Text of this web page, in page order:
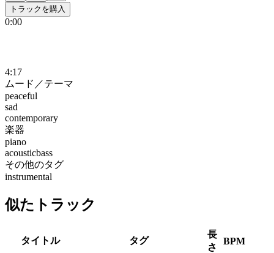
トラックを購入
0:00
4:17
ムード／テーマ
peaceful
sad
contemporary
楽器
piano
acousticbass
その他のタグ
instrumental
似たトラック
タイトル タグ
長
さ
BPM